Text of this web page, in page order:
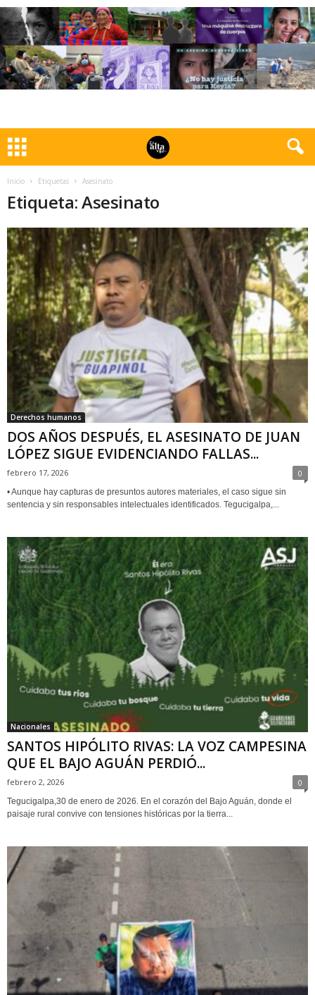
Inicio Etiquetas Asesinato
Etiqueta: Asesinato
Derechos humanos
DOS AÑOS DESPUÉS, EL ASESINATO DE JUAN
LÓPEZ SIGUE EVIDENCIANDO FALLAS...
febrero 17, 2026 0
• Aunque hay capturas de presuntos autores materiales, el caso sigue sin
sentencia y sin responsables intelectuales identificados. Tegucigalpa,...
Nacionales
SANTOS HIPÓLITO RIVAS: LA VOZ CAMPESINA
QUE EL BAJO AGUÁN PERDIÓ...
febrero 2, 2026 0
Tegucigalpa,30 de enero de 2026. En el corazón del Bajo Aguán, donde el
paisaje rural convive con tensiones históricas por la tierra...